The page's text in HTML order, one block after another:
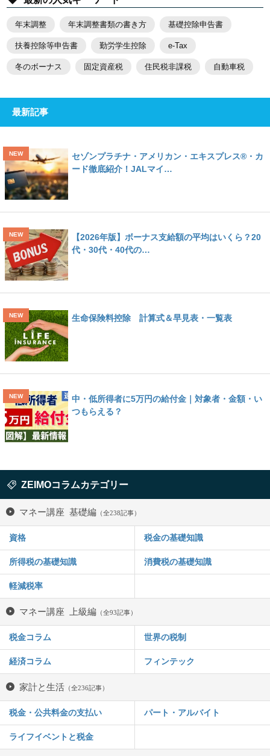
年末調整 年末調整書類の書き方 基礎控除申告書
扶養控除等申告書 勤労学生控除 e-Tax
冬のボーナス 固定資産税 住民税非課税 自動車税
最新記事
セゾンプラチナ・アメリカン・エキスプレス®・カ
ード徹底紹介！JALマイ…
【2026年版】ボーナス支給額の平均はいくら？20
代・30代・40代の…
生命保険料控除 計算式＆早見表・一覧表
中・低所得者に5万円の給付金｜対象者・金額・い
つもらえる？
ZEIMOコラムカテゴリー
マネー講座 基礎編 （全238記事）
資格 税金の基礎知識
所得税の基礎知識 消費税の基礎知識
軽減税率
マネー講座 上級編 （全93記事）
税金コラム 世界の税制
経済コラム フィンテック
家計と生活 （全236記事）
税金・公共料金の支払い パート・アルバイト
ライフイベントと税金